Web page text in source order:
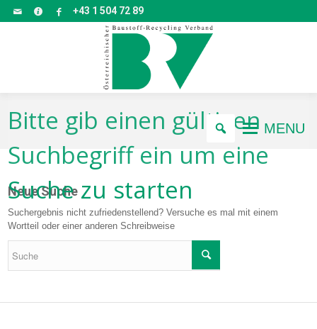
+43 1 504 72 89
MENU
Bitte gib einen gültigen
Suchbegriff ein um eine
Suche zu starten
Neue Suche
Suchergebnis nicht zufriedenstellend? Versuche es mal mit einem
Wortteil oder einer anderen Schreibweise